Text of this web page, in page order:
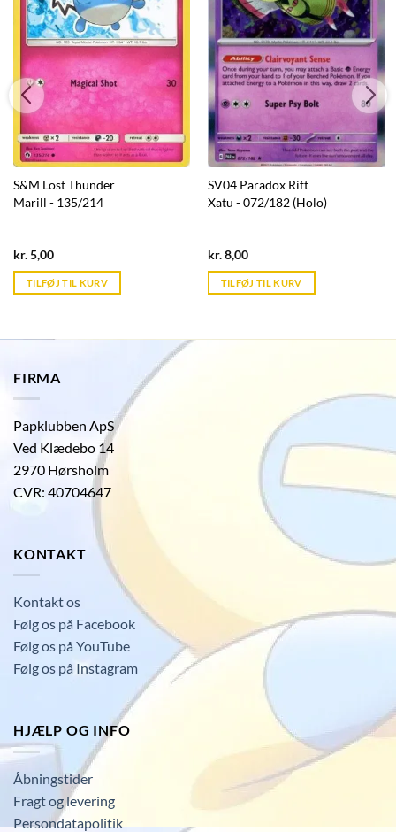
S&M Lost Thunder
Marill - 135/214
kr.5,00Current
is:
kr. 39,95.
TILFØJ TIL KURV
SV04 Paradox Rift
Xatu - 072/182 (Holo)
kr.8,00Current
is:
kr. 39,95.
TILFØJ TIL KURV
FIRMA
Papklubben ApS
Ved Klædebo 14
2970 Hørsholm
CVR: 40704647
KONTAKT
Kontakt os
Følg os på Facebook
Følg os på YouTube
Følg os på Instagram
HJÆLP OG INFO
Åbningstider
Fragt og levering
Persondatapolitik